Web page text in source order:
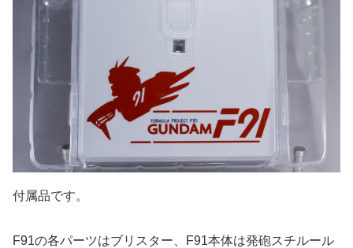
付属品です。
F91の各パーツはブリスター、F91本体は発砲スチルール